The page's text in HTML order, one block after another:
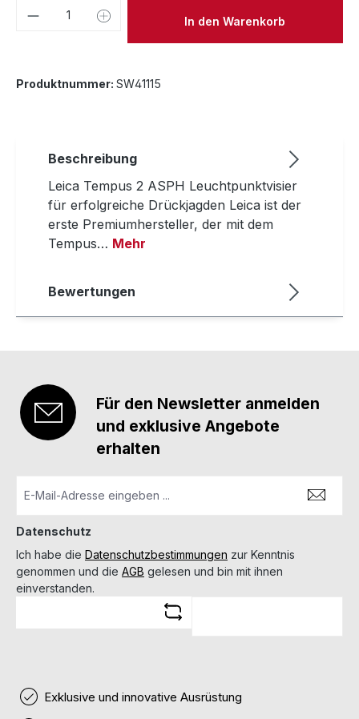
Produkt Anzahl: Gib denIn den Warenkorb
Produktnummer: SW41115
Beschreibung
Leica Tempus 2 ASPH Leuchtpunktvisier
für erfolgreiche Drückjagden Leica ist der
erste Premiumhersteller, der mit dem
Tempus… Mehr
Bewertungen
Für den Newsletter anmelden
und exklusive Angebote
erhalten
Datenschutz
Ich habe die Datenschutzbestimmungen zur Kenntnis
genommen und die AGB gelesen und bin mit ihnen
einverstanden.
Exklusive und innovative Ausrüstung